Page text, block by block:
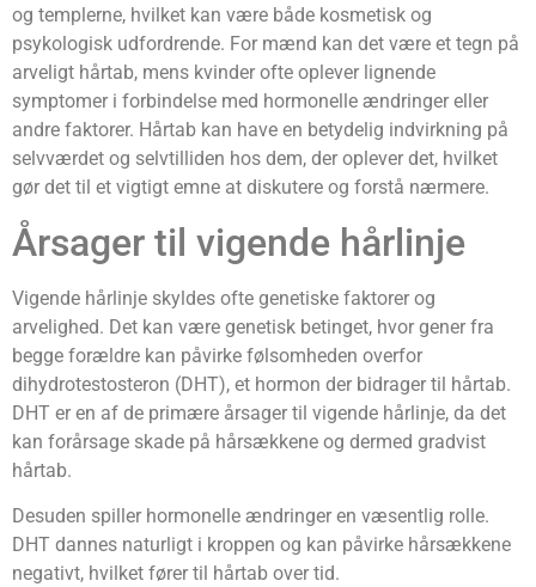
og templerne, hvilket kan være både kosmetisk og
psykologisk udfordrende. For mænd kan det være et tegn på
arveligt hårtab, mens kvinder ofte oplever lignende
symptomer i forbindelse med hormonelle ændringer eller
andre faktorer. Hårtab kan have en betydelig indvirkning på
selvværdet og selvtilliden hos dem, der oplever det, hvilket
gør det til et vigtigt emne at diskutere og forstå nærmere.
Årsager til vigende hårlinje
Vigende hårlinje skyldes ofte genetiske faktorer og
arvelighed. Det kan være genetisk betinget, hvor gener fra
begge forældre kan påvirke følsomheden overfor
dihydrotestosteron (DHT), et hormon der bidrager til hårtab.
DHT er en af de primære årsager til vigende hårlinje, da det
kan forårsage skade på hårsækkene og dermed gradvist
hårtab.
Desuden spiller hormonelle ændringer en væsentlig rolle.
DHT dannes naturligt i kroppen og kan påvirke hårsækkene
negativt, hvilket fører til hårtab over tid.